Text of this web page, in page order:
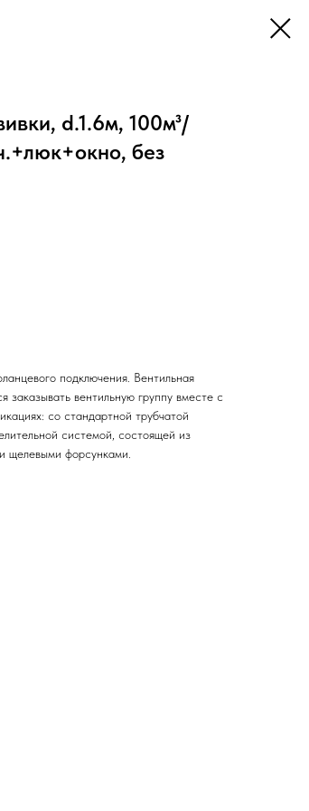
d.1.6м, 100м³/
без
подключения. Вентильная
заказывать вентильную группу вместе с
со стандартной трубчатой
системой, состоящей из
щелевыми форсунками.